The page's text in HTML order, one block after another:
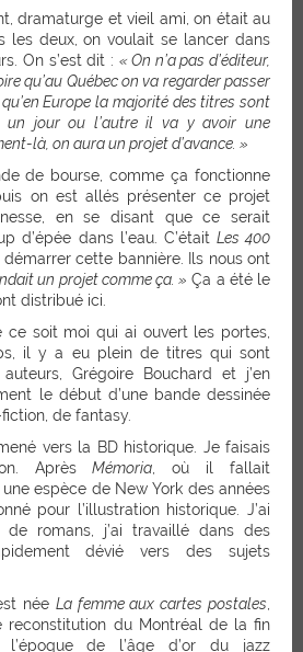
dramaturge et vieil ami, on était au
les deux, on voulait se lancer dans
On s’est dit : « On n’a pas d’éditeur,
qu’au Québec on va regarder passer
Europe la majorité des titres sont
un jour ou l’autre il va y avoir une
là, on aura un projet d’avance. »
de bourse, comme ça fonctionne
on est allés présenter ce projet
en se disant que ce serait
d’épée dans l’eau. C’était Les 400
démarrer cette bannière. Ils nous ont
un projet comme ça. » Ça a été le
distribué ici.
ce soit moi qui ai ouvert les portes,
il y a eu plein de titres qui sont
Grégoire Bouchard et j’en
le début d’une bande dessinée
de fantasy.
vers la BD historique. Je faisais
AprèsMémoria , où il fallait
espèce de New York des années
pour l’illustration historique. J’ai
romans, j’ai travaillé dans des
dévié vers des sujets
née La femme aux cartes postales
reconstitution du Montréal de la fin
de l’âge d’or du jazz